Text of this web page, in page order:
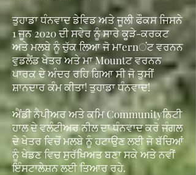
ਤੁਹਾਡਾ ਧੰਨਵਾਦ ਡੇਵਿਡ ਅਤੇ ਜੂਲੀ ਫੌਕਸ ਜਿਸਨੇ
1 ਜੂਨ 2020 ਦੀ ਸਵੇਰ ਨੂੰ ਸਾਰੇ ਕੂੜੇ-ਕਰਕਟ
ਅਤੇ ਮਲਬੇ ਨੂੰ ਚੁੱਕ ਲਿਆ ਜੋ ਮਾernਂਟ ਵਰਨਨ
ਵੁਡਲੈਂਡ ਖੇਤਰ ਅਤੇ ਮਾ Mountਟ ਵਰਨਨ
ਪਾਰਕ ਦੇ ਅੰਦਰ ਰਹਿ ਗਿਆ ਸੀ ਜੋ ਤੁਸੀਂ
ਸ਼ਾਨਦਾਰ ਕੰਮ ਕੀਤਾ! ਤੁਹਾਡਾ ਧੰਨਵਾਦ!
ਐਂਡੀ ਨੈਪੀਅਰ ਅਤੇ ਕਮਿ Communityਨਿਟੀ
ਹਾਲ ਦੇ ਵਲੰਟੀਅਰ ਨੀਲ ਦਾ ਧੰਨਵਾਦ ਕਰੋ ਜੰਗਲ
ਦੇ ਖੇਤਰ ਵਿਚੋਂ ਮਲਬੇ ਨੂੰ ਹਟਾਉਣ ਲਈ ਜੋ ਬੱਚਿਆਂ
ਨੂੰ ਖੇਡਣ ਵਿਚ ਸੁਰੱਖਿਅਤ ਬਣਾ ਸਕੇ ਅਤੇ ਨਵੀਂ
ਇੰਸਟਾਲੇਸ਼ਨ ਲਈ ਤਿਆਰ ਰਹੇ.